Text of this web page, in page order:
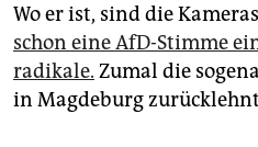
Wo er ist, sind die
schon eine AfD-Stimme
radikale. Zumal die
in Magdeburg